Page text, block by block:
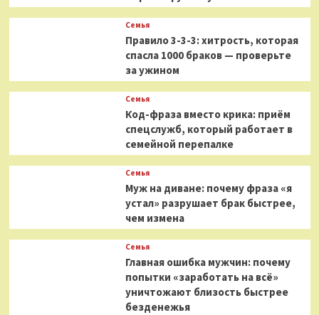
Семья
Правило 3-3-3: хитрость, которая
спасла 1000 браков — проверьте
за ужином
Семья
Код-фраза вместо крика: приём
спецслужб, который работает в
семейной перепалке
Семья
Муж на диване: почему фраза «я
устал» разрушает брак быстрее,
чем измена
Семья
Главная ошибка мужчин: почему
попытки «заработать на всё»
уничтожают близость быстрее
безденежья